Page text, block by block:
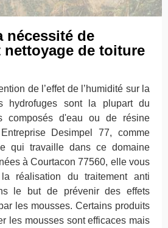
nécessité de
nettoyage de toiture
de l’effet de l’humidité sur la
hydrofuges sont la plupart du
composés d'eau ou de résine
Desimpel 77, comme
qui travaille dans ce domaine
à Courtacon 77560, elle vous
réalisation du traitement anti
le but de prévenir des effets
les mousses. Certains produits
les mousses sont efficaces mais